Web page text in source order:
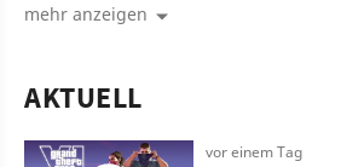
mehr anzeigen
AKTUELL
vor einem Tag